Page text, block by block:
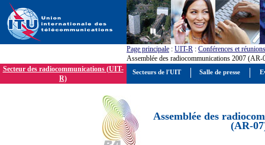
Page principale : UIT-R : Conférences et réunions
Assemblée des radiocommunications 2007 (AR-
Secteur des radiocommunications (UIT-
R)
Assemblée des
(AR-
Secteurs de l'UIT Salle de presse